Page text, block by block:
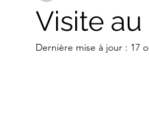
Canal Lachine Bibliothèque
Visite
Dernière mise à jour : 17